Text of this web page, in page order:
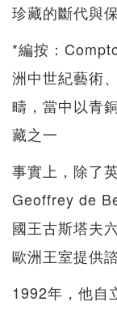
珍藏的斷代與
*編按：
洲中世紀藝術
疇，當中以青
藏之一
事實上，除了
Geoffrey de
國王古斯塔夫
歐洲王室提供
1992年，他自